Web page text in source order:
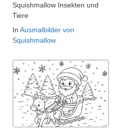
Squishmallow Insekten und
Tiere
In Ausmalbilder von
Squishmallow